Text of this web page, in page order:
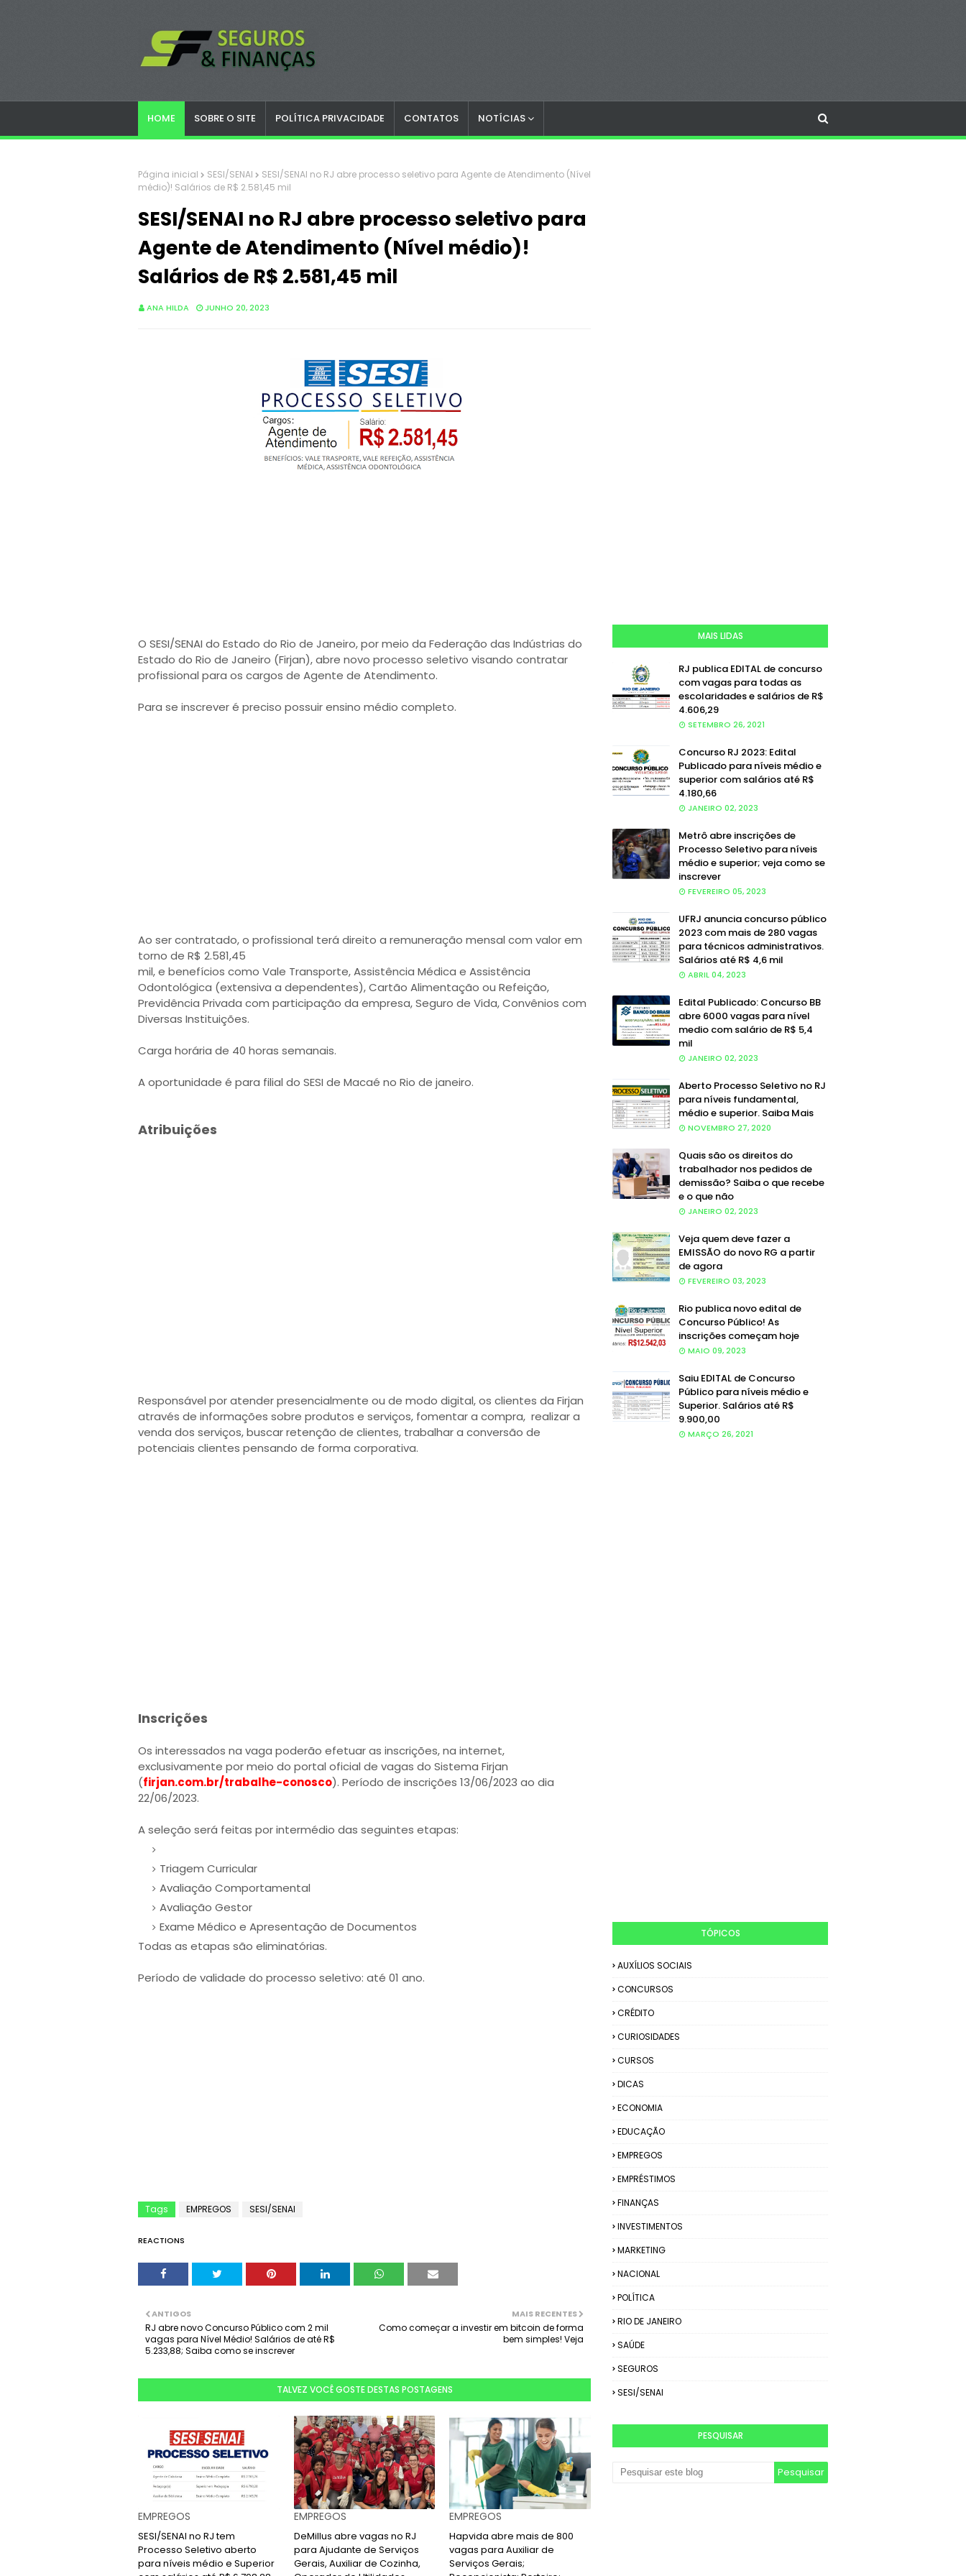
HOME SOBRE O SITE POLÍTICA PRIVACIDADE CONTATOS NOTÍCIAS
Página inicial SESI/SENAI
SESI/SENAI no RJ abre processo seletivo para Agente de Atendimento (Nível
médio)! Salários de R$ 2.581,45 mil
SESI/SENAI no RJ abre processo seletivo para
Agente de Atendimento (Nível médio)!
Salários de R$ 2.581,45 mil
ANA HILDA JUNHO 20, 2023
O SESI/SENAI do Estado do Rio de Janeiro, por meio da Federação das Indústrias do
Estado do Rio de Janeiro (Firjan), abre novo processo seletivo visando contratar
profissional para os cargos de Agente de Atendimento.
Para se inscrever é preciso possuir ensino médio completo.
Ao ser contratado, o profissional terá direito a remuneração mensal com valor em
torno de R$ 2.581,45
mil, e benefícios como Vale Transporte, Assistência Médica e Assistência
Odontológica (extensiva a dependentes), Cartão Alimentação ou Refeição,
Previdência Privada com participação da empresa, Seguro de Vida, Convênios com
Diversas Instituições.
Carga horária de 40 horas semanais.
A oportunidade é para filial do SESI de Macaé no Rio de janeiro.
Atribuições
Responsável por atender presencialmente ou de modo digital, os clientes da Firjan
através de informações sobre produtos e serviços, fomentar a compra, realizar a
venda dos serviços, buscar retenção de clientes, trabalhar a conversão de
potenciais clientes pensando de forma corporativa.
Inscrições
Os interessados na vaga poderão efetuar as inscrições, na internet,
exclusivamente por meio do portal oficial de vagas do Sistema Firjan
(firjan.com.br/trabalhe-conosco). Período de inscrições 13/06/2023 ao dia
22/06/2023.
A seleção será feitas por intermédio das seguintes etapas:
Triagem Curricular
Avaliação Comportamental
Avaliação Gestor
Exame Médico e Apresentação de Documentos
Todas as etapas são eliminatórias.
Período de validade do processo seletivo: até 01 ano.
Tags EMPREGOS SESI/SENAI
REACTIONS
MAIS RECENTES
Como começar a investir em bitcoin de forma
bem simples! Veja
ANTIGOS
RJ abre novo Concurso Público com 2 mil
vagas para Nível Médio! Salários de até R$
5.233,88; Saiba como se inscrever
TALVEZ VOCÊ GOSTE DESTAS POSTAGENS
EMPREGOS
SESI/SENAI no RJ tem
Processo Seletivo aberto
para níveis médio e Superior
EMPREGOS
DeMillus abre vagas no RJ
para Ajudante de Serviços
Gerais, Auxiliar de Cozinha,
EMPREGOS
Hapvida abre mais de 800
vagas para Auxiliar de
Serviços Gerais;
MAIS LIDAS
RJ publica EDITAL de concurso
com vagas para todas as
escolaridades e salários de R$
4.606,29
SETEMBRO 26, 2021
Concurso RJ 2023: Edital
Publicado para níveis médio e
superior com salários até R$
4.180,66
JANEIRO 02, 2023
Metrô abre inscrições de
Processo Seletivo para níveis
médio e superior; veja como se
inscrever
FEVEREIRO 05, 2023
UFRJ anuncia concurso público
2023 com mais de 280 vagas
para técnicos administrativos.
Salários até R$ 4,6 mil
ABRIL 04, 2023
Edital Publicado: Concurso BB
abre 6000 vagas para nível
medio com salário de R$ 5,4
mil
JANEIRO 02, 2023
Aberto Processo Seletivo no RJ
para níveis fundamental,
médio e superior. Saiba Mais
NOVEMBRO 27, 2020
Quais são os direitos do
trabalhador nos pedidos de
demissão? Saiba o que recebe
e o que não
JANEIRO 02, 2023
Veja quem deve fazer a
EMISSÃO do novo RG a partir
de agora
FEVEREIRO 03, 2023
Rio publica novo edital de
Concurso Público! As
inscrições começam hoje
MAIO 09, 2023
Saiu EDITAL de Concurso
Público para níveis médio e
Superior. Salários até R$
9.900,00
MARÇO 26, 2021
TÓPICOS
AUXÍLIOS SOCIAIS
CONCURSOS
CRÉDITO
CURIOSIDADES
CURSOS
DICAS
ECONOMIA
EDUCAÇÃO
EMPREGOS
EMPRÉSTIMOS
FINANÇAS
INVESTIMENTOS
MARKETING
NACIONAL
POLÍTICA
RIO DE JANEIRO
SAÚDE
SEGUROS
SESI/SENAI
PESQUISAR